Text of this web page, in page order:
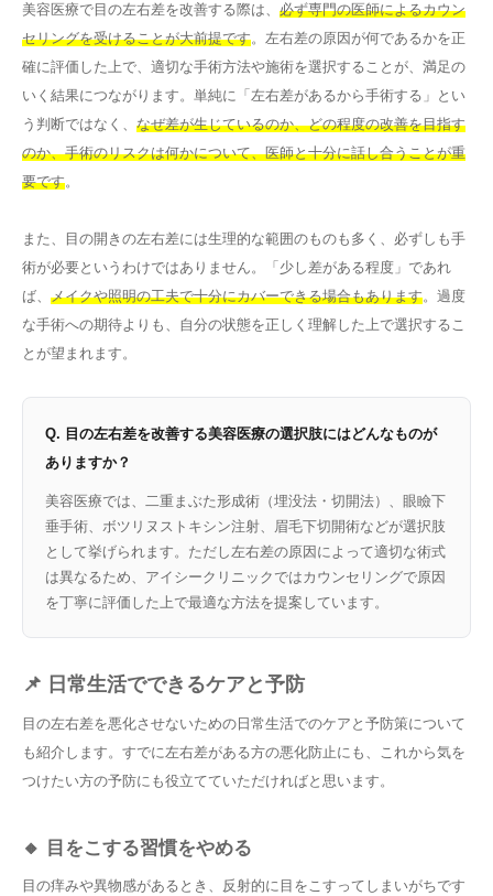
美容医療で目の左右差を改善する際は、 必ず専門の医師によるカウン
セリングを受けることが大前提です。左右差の原因が何であるかを正
確に評価した上で、適切な手術方法や施術を選択することが、満足の
いく結果につながります。単純に「左右差があるから手術する」とい
う判断ではなく、 なぜ差が生じているのか、どの程度の改善を目指す
のか、手術のリスクは何かについて、医師と十分に話し合うことが重
要です。
また、目の開きの左右差には生理的な範囲のものも多く、必ずしも手
術が必要というわけではありません。「少し差がある程度」であれ
ば、 メイクや照明の工夫で十分にカバーできる場合もあります。過度
な手術への期待よりも、自分の状態を正しく理解した上で選択するこ
とが望まれます。
Q. 目の左右差を改善する美容医療の選択肢にはどんなものが
ありますか？
美容医療では、二重まぶた形成術（埋没法・切開法）、眼瞼下
垂手術、ボツリヌストキシン注射、眉毛下切開術などが選択肢
として挙げられます。ただし左右差の原因によって適切な術式
は異なるため、アイシークリニックではカウンセリングで原因
を丁寧に評価した上で最適な方法を提案しています。
📌 日常生活でできるケアと予防
目の左右差を悪化させないための日常生活でのケアと予防策について
も紹介します。すでに左右差がある方の悪化防止にも、これから気を
つけたい方の予防にも役立てていただければと思います。
🔸 目をこする習慣をやめる
目の痒みや異物感があるとき、反射的に目をこすってしまいがちです